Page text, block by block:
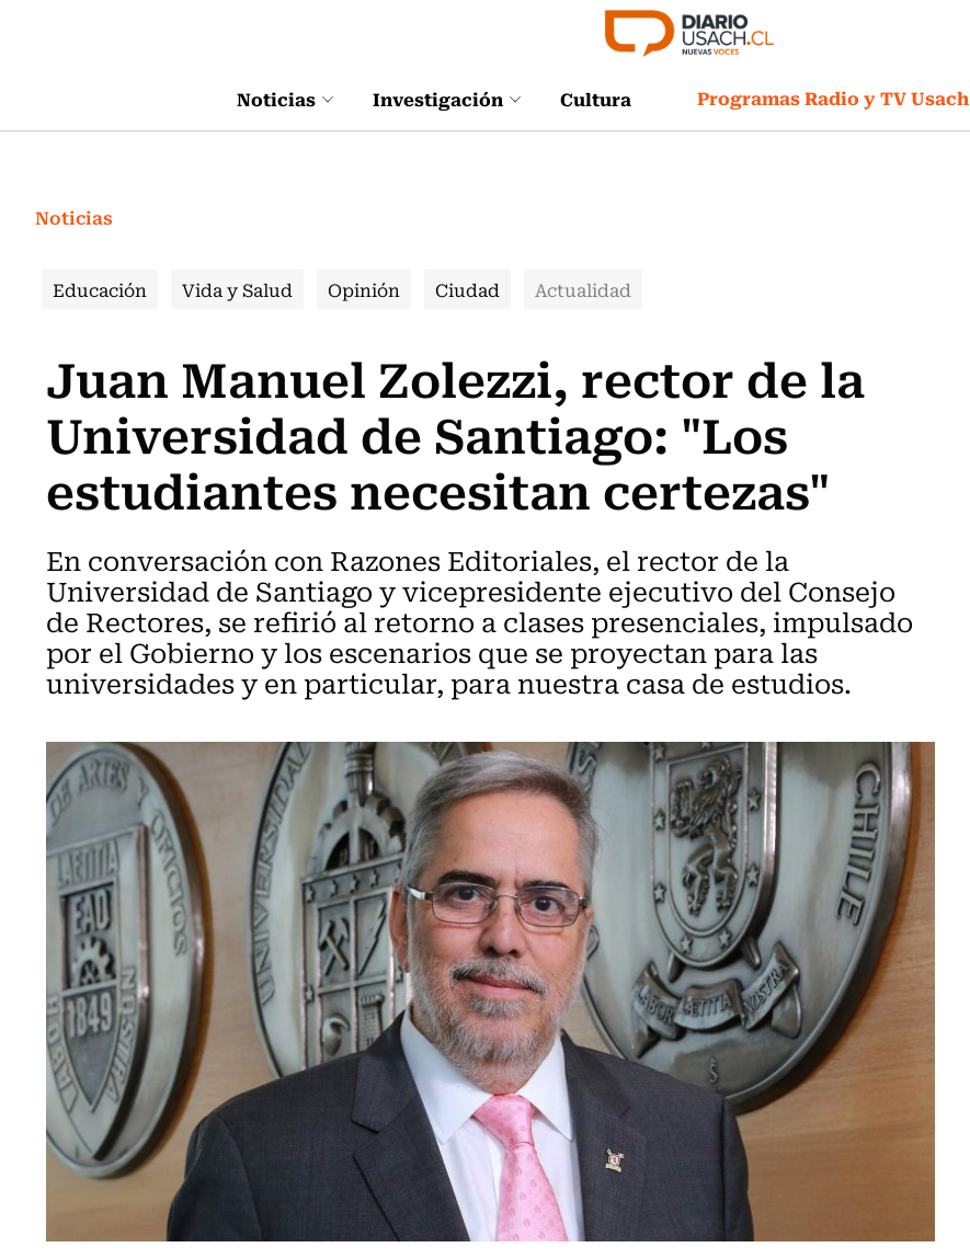
Noticias Investigación Cultura Programas Radio y TV Usach
Noticias
Educación Vida y Salud Opinión Ciudad Actualidad
Juan Manuel Zolezzi, rector de la
Universidad de Santiago: "Los
estudiantes necesitan certezas"
En conversación con Razones Editoriales, el rector de la
Universidad de Santiago y vicepresidente ejecutivo del Consejo
de Rectores, se refirió al retorno a clases presenciales, impulsado
por el Gobierno y los escenarios que se proyectan para las
universidades y en particular, para nuestra casa de estudios.